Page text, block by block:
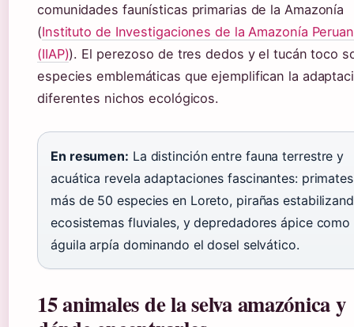
comunidades faunísticas primarias de la Amazonía
(Instituto de Investigaciones de la Amazonía
(IIAP)). El perezoso de tres dedos y el tucán toco
especies emblemáticas que ejemplifican la
diferentes nichos ecológicos.
En resumen: La distinción entre fauna terrestre y
acuática revela adaptaciones fascinantes:
más de 50 especies en Loreto, pirañas
ecosistemas fluviales, y depredadores ápice como
águila arpía dominando el dosel selvático.
15 animales de la selva amazónica y